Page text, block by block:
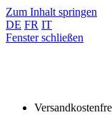
Zum Inhalt springen
DE FR IT
Fenster schließen